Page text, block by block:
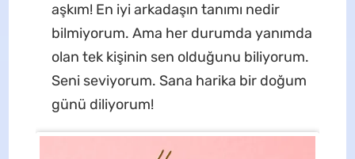
aşkım! En iyi arkadaşın tanımı nedir
bilmiyorum. Ama her durumda yanımda
olan tek kişinin sen olduğunu biliyorum.
Seni seviyorum. Sana harika bir doğum
günü diliyorum!